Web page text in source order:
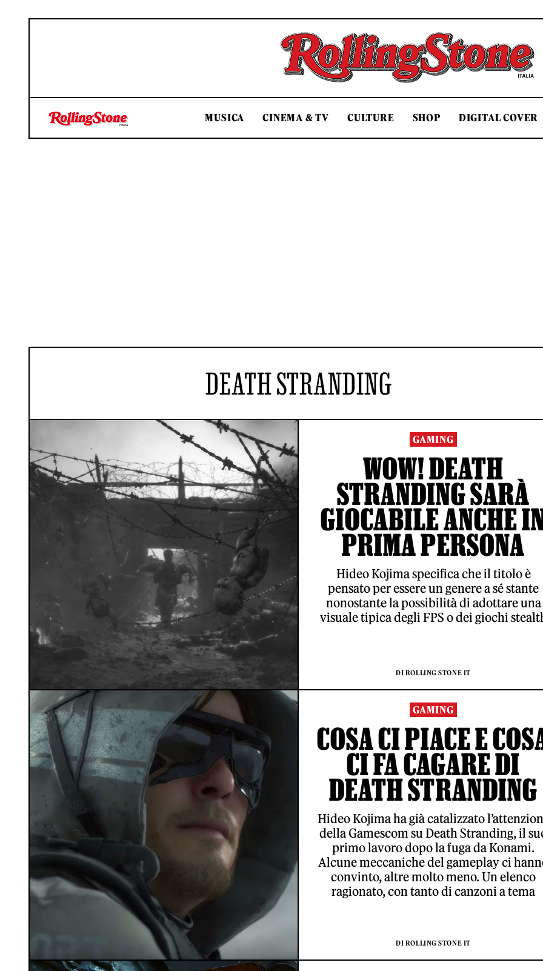
Rolling Stone Italia
MUSICA CINEMA & TV CULTURE SHOP DIGITAL COVER
DEATH STRANDING
GAMING
WOW! DEATH
STRANDING SARÀ
GIOCABILE ANCHE
PRIMA PERSONA
Hideo Kojima specifica che il titolo è
pensato per essere un genere a sé stante
nonostante la possibilità di adottare una
visuale tipica degli FPS o dei giochi
DI ROLLING STONE IT
GAMING
COSA CI PIACE E
CI FA CAGARE DI
DEATH STRANDING
Hideo Kojima ha già catalizzato
della Gamescom su Death Stranding, il
primo lavoro dopo la fuga da Konami.
Alcune meccaniche del gameplay ci
convinto, altre molto meno. Un elenco
ragionato, con tanto di canzoni a tema
DI ROLLING STONE IT